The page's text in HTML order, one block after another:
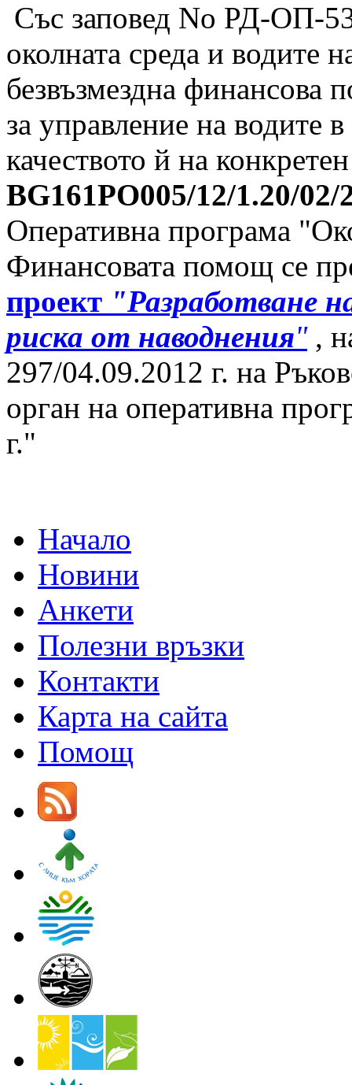
Със заповед No РД-ОП-
околната среда и водите
безвъзмездна финансова
за управление на водите
качеството й на
BG161PO005/12/1.20/02/
Оперативна програма
Финансовата помощ се
проект "Разработване
риска от наводнения",
297/04.09.2012 г. на
орган на оперативна
г."
Начало
Новини
Анкети
Полезни връзки
Контакти
Карта на сайта
Помощ